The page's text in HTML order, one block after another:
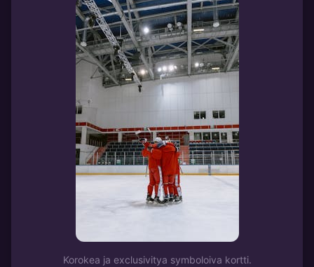
Korokea ja exclusivitya symboloiva kortti.